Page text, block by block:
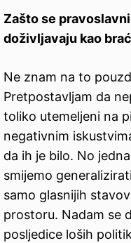
Zašto se
doživljavaju kao
Ne znam na to
Pretpostavljam da
toliko utemeljeni na
negativnim
da ih je bilo. No
smijemo
samo glasnijih
prostoru. Nadam se
posljedice loših